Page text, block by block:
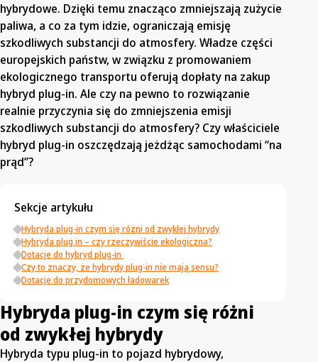
hybrydowe. Dzięki temu znacząco zmniejszają zużycie
paliwa, a co za tym idzie, ograniczają emisję
szkodliwych substancji do atmosfery. Władze części
europejskich państw, w związku z promowaniem
ekologicznego transportu oferują dopłaty na zakup
hybryd plug-in. Ale czy na pewno to rozwiązanie
realnie przyczynia się do zmniejszenia emisji
szkodliwych substancji do atmosfery? Czy właściciele
hybryd plug-in oszczędzają jeżdżąc samochodami “na
prąd”?
Sekcje artykułu
Hybryda plug-in czym się różni od zwykłej hybrydy
Hybryda plug in – czy rzeczywiście ekologiczna?
Dotacje do hybryd plug-in
Czy to znaczy, że hybrydy plug-in nie mają sensu?
Dotacje do przydomowych ładowarek
Hybryda plug-in czym się różni
od zwykłej hybrydy
Hybryda typu plug-in to pojazd hybrydowy,